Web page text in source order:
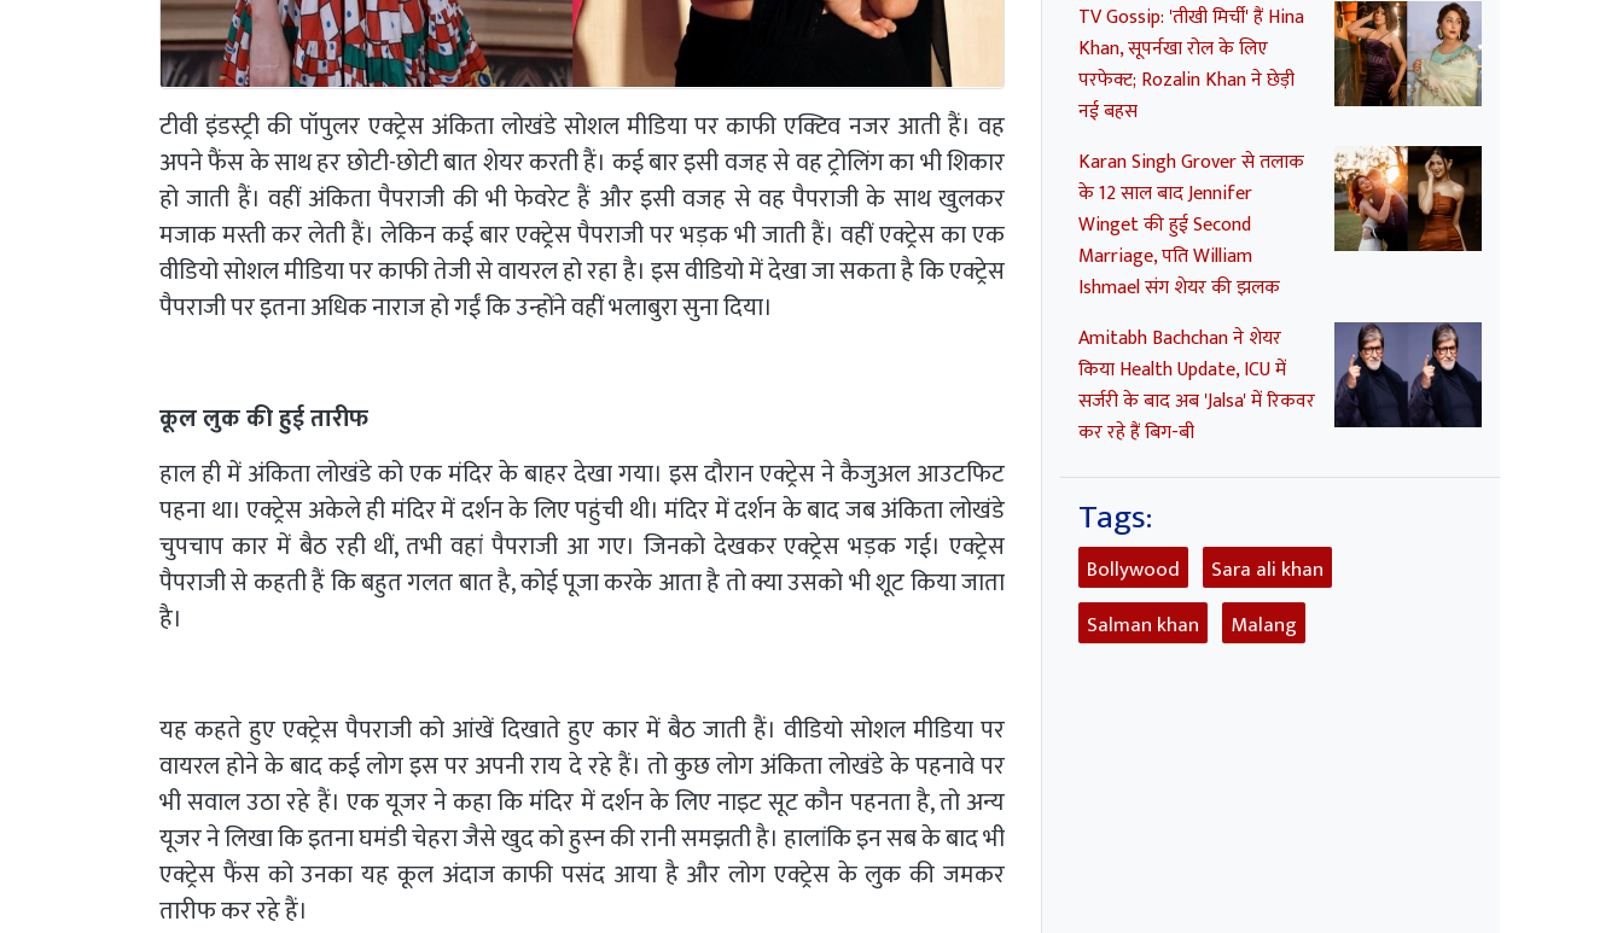
टीवी इंडस्ट्री की पॉपुलर एक्ट्रेस अंकिता लोखंडे सोशल मीडिया पर काफी एक्टिव नजर आती हैं। वह
अपने फैंस के साथ हर छोटी-छोटी बात शेयर करती हैं। कई बार इसी वजह से वह ट्रोलिंग का भी शिकार
हो जाती हैं। वहीं अंकिता पैपराजी की भी फेवरेट हैं और इसी वजह से वह पैपराजी के साथ खुलकर
मजाक मस्ती कर लेती हैं। लेकिन कई बार एक्ट्रेस पैपराजी पर भड़क भी जाती हैं। वहीं एक्ट्रेस का एक
वीडियो सोशल मीडिया पर काफी तेजी से वायरल हो रहा है। इस वीडियो में देखा जा सकता है कि एक्ट्रेस
पैपराजी पर इतना अधिक नाराज हो गईं कि उन्होंने वहीं भलाबुरा सुना दिया।
कूल लुक की हुई तारीफ
हाल ही में अंकिता लोखंडे को एक मंदिर के बाहर देखा गया। इस दौरान एक्ट्रेस ने कैजुअल आउटफिट
पहना था। एक्ट्रेस अकेले ही मंदिर में दर्शन के लिए पहुंची थी। मंदिर में दर्शन के बाद जब अंकिता लोखंडे
चुपचाप कार में बैठ रही थीं, तभी वहां पैपराजी आ गए। जिनको देखकर एक्ट्रेस भड़क गई। एक्ट्रेस
पैपराजी से कहती हैं कि बहुत गलत बात है, कोई पूजा करके आता है तो क्या उसको भी शूट किया जाता
है।
यह कहते हुए एक्ट्रेस पैपराजी को आंखें दिखाते हुए कार में बैठ जाती हैं। वीडियो सोशल मीडिया पर
वायरल होने के बाद कई लोग इस पर अपनी राय दे रहे हैं। तो कुछ लोग अंकिता लोखंडे के पहनावे पर
भी सवाल उठा रहे हैं। एक यूजर ने कहा कि मंदिर में दर्शन के लिए नाइट सूट कौन पहनता है, तो अन्य
यूजर ने लिखा कि इतना घमंडी चेहरा जैसे खुद को हुस्न की रानी समझती है। हालांकि इन सब के बाद भी
एक्ट्रेस फैंस को उनका यह कूल अंदाज काफी पसंद आया है और लोग एक्ट्रेस के लुक की जमकर
तारीफ कर रहे हैं।
TV Gossip: 'तीखी मिर्ची' हैं Hina
Khan, सूपर्नखा रोल के लिए
परफेक्ट; Rozalin Khan ने छेड़ी
नई बहस
Karan Singh Grover से तलाक
के 12 साल बाद Jennifer
Winget की हुई Second
Marriage, पति William
Ishmael संग शेयर की झलक
Amitabh Bachchan ने शेयर
किया Health Update, ICU में
सर्जरी के बाद अब 'Jalsa' में रिकवर
कर रहे हैं बिग-बी
Tags:
Bollywood
Sara ali khan
Salman khan
Malang